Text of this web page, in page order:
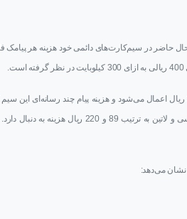
حال حاضر در سیم‌کارت‌های دائمی خود هزینه هر پیامک
در سیم‌کارت‌های اعتباری اپراتور سوم‌ها هر پیام فارسی و لاتین به ترتیب 89 و 220 ریال اعمال می‌شود و هزینه پیام
سیم کارت‌های دائمی و رایتل است. سیم کارت‌ دیتای رایتل نیز برای هر پیامک فارسی و
نشان می‌دهد: